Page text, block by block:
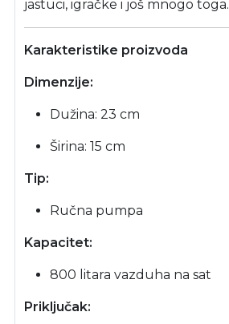
jastuci, igračke i još mnogo toga.
Karakteristike proizvoda
Dimenzije:
Dužina: 23 cm
Širina: 15 cm
Tip:
Ručna pumpa
Kapacitet:
800 litara vazduha na sat
Priključak: